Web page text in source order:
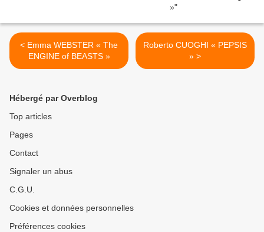
< Emma WEBSTER « The
ENGINE of BEASTS »
Roberto CUOGHI « PEPSIS
» >
Hébergé par Overblog
Top articles
Pages
Contact
Signaler un abus
C.G.U.
Cookies et données personnelles
Préférences cookies